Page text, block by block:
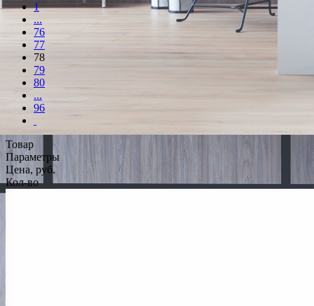
1
...
76
77
78
79
80
...
96
Товар
Параметры
Цена, руб.
Кол-во